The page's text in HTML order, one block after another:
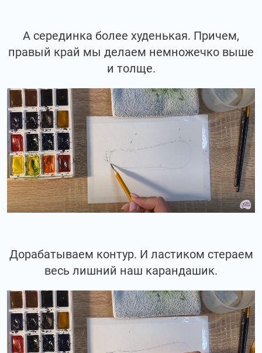
А серединка более худенькая. Причем,
правый край мы делаем немножечко выше
и толще.
Дорабатываем контур. И ластиком стераем
весь лишний наш карандашик.